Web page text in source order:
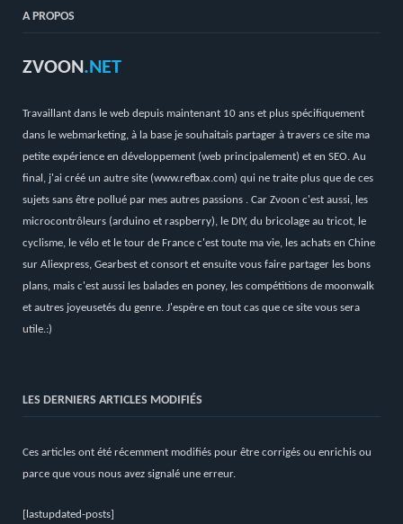
A PROPOS
ZVOON.NET
Travaillant dans le web depuis maintenant 10 ans et plus spécifiquement
dans le webmarketing, à la base je souhaitais partager à travers ce site ma
petite expérience en développement (web principalement) et en SEO. Au
final, j'ai créé un autre site (www.refbax.com) qui ne traite plus que de ces
sujets sans être pollué par mes autres passions . Car Zvoon c'est aussi, les
microcontrôleurs (arduino et raspberry), le DIY, du bricolage au tricot, le
cyclisme, le vélo et le tour de France c'est toute ma vie, les achats en Chine
sur Aliexpress, Gearbest et consort et ensuite vous faire partager les bons
plans, mais c'est aussi les balades en poney, les compétitions de moonwalk
et autres joyeusetés du genre. J'espère en tout cas que ce site vous sera
utile.:)
LES DERNIERS ARTICLES MODIFIÉS
Ces articles ont été récemment modifiés pour être corrigés ou enrichis ou
parce que vous nous avez signalé une erreur.
[lastupdated-posts]